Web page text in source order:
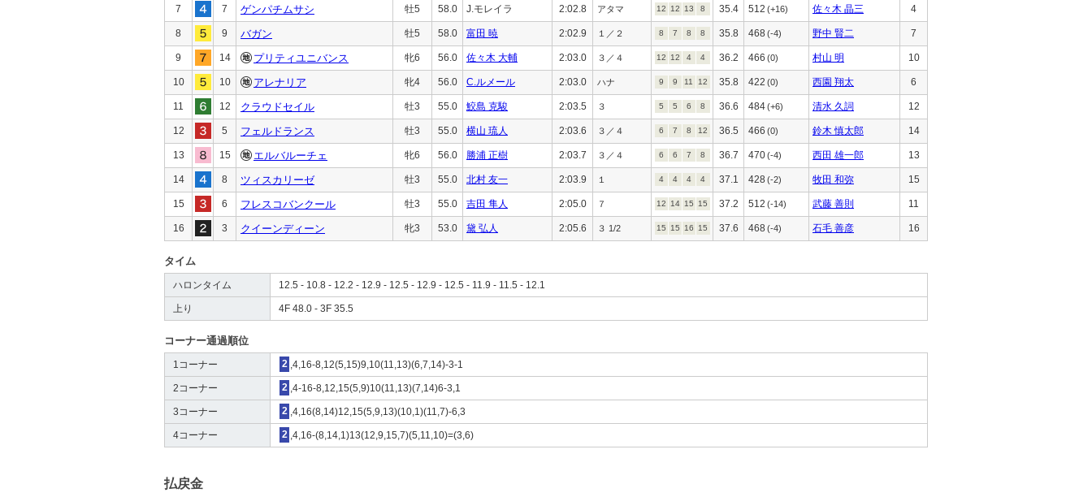
7 7 ゲンパチムサシ 牡5 58.0 J.モレイラ 2:02.8 アタマ 12 12 13 8 35.4 512 (+16) 佐々木 晶三 4
8 9 バガン 牡5 58.0 富田 暁 2:02.9 １／２ 8 7 8 8 35.8 468 (-4) 野中 賢二 7
9 14 プリティユニバンス 牝6 56.0 佐々木 大輔 2:03.0 ３／４ 12 12 4 4 36.2 466 (0) 村山 明 10
10 10 アレナリア 牝4 56.0 C.ルメール 2:03.0 ハナ 9 9 11 12 35.8 422 (0) 西園 翔太 6
11 12 クラウドセイル 牡3 55.0 鮫島 克駿 2:03.5 ３ 5 5 6 8 36.6 484(+6) 清水 久詞 12
12 5 フェルドランス 牡3 55.0 横山 琉人 2:03.6 ３／４ 6 7 8 12 36.5 466 (0) 鈴木 慎太郎 14
13 15 エルバルーチェ 牝6 56.0 勝浦 正樹 2:03.7 ３／４ 6 6 7 8 36.7 470(-4) 西田 雄一郎 13
14 8 ツィスカリーゼ 牡3 55.0 北村 友一 2:03.9 １ 4 4 4 4 37.1 428 (-2) 牧田 和弥 15
15 6 フレスコバンクール 牡3 55.0 吉田 隼人 2:05.0 ７ 12 14 15 15 37.2 512 (-14) 武藤 善則 11
16 3 クイーンディーン 牝3 53.0 黛 弘人 2:05.6 ３ 1/2 15 15 16 15 37.6 468 (-4) 石毛 善彦 16
タイム
ハロンタイム 12.5 - 10.8 - 12.2 - 12.9 - 12.5 - 12.9 - 12.5 - 11.9 - 11.5 - 12.1
上り 4F 48.0 - 3F 35.5
コーナー通過順位
1コーナー 2 ,4,16-8,12(5,15)9,10(11,13)(6,7,14)-3-1
2コーナー 2 ,4-16-8,12,15(5,9)10(11,13)(7,14)6-3,1
3コーナー 2 ,4,16(8,14)12,15(5,9,13)(10,1)(11,7)-6,3
4コーナー 2 ,4,16-(8,14,1)13(12,9,15,7)(5,11,10)=(3,6)
払戻金